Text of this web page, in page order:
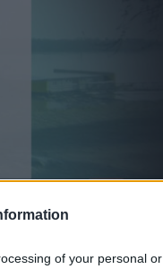
of your personal or